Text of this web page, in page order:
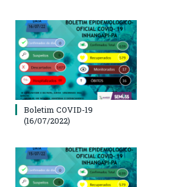
Boletim COVID-19
(16/07/2022)